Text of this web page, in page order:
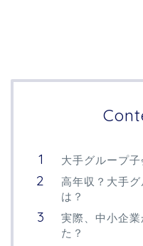
大手グループ
高年収？大手
は？
実際、中小企
た？